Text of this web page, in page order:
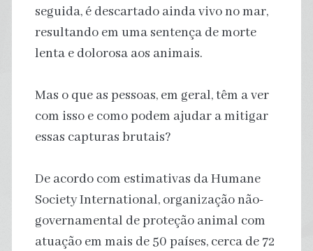
seguida, é descartado ainda vivo no mar,
resultando em uma sentença de morte
lenta e dolorosa aos animais.
Mas o que as pessoas, em geral, têm a ver
com isso e como podem ajudar a mitigar
essas capturas brutais?
De acordo com estimativas da Humane
Society International, organização não-
governamental de proteção animal com
atuação em mais de 50 países, cerca de 72